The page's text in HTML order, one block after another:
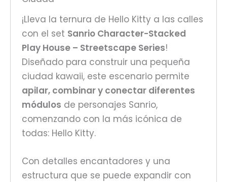
¡Lleva la ternura de Hello Kitty a las calles
con el set Sanrio Character-Stacked
Play House – Streetscape Series!
Diseñado para construir una pequeña
ciudad kawaii, este escenario permite
apilar, combinar y conectar diferentes
módulos de personajes Sanrio,
comenzando con la más icónica de
todas: Hello Kitty.
Con detalles encantadores y una
estructura que se puede expandir con